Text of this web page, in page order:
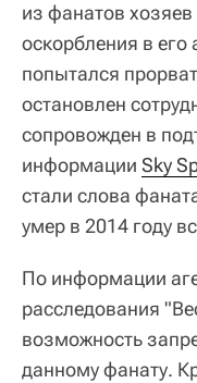
из фанатов
оскорбления в его
попытался
остановлен
сопровожден в
информации Sky
стали слова
умер в 2014 году
По информации
расследования
возможность
данному фанату.